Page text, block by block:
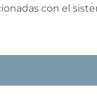
con el